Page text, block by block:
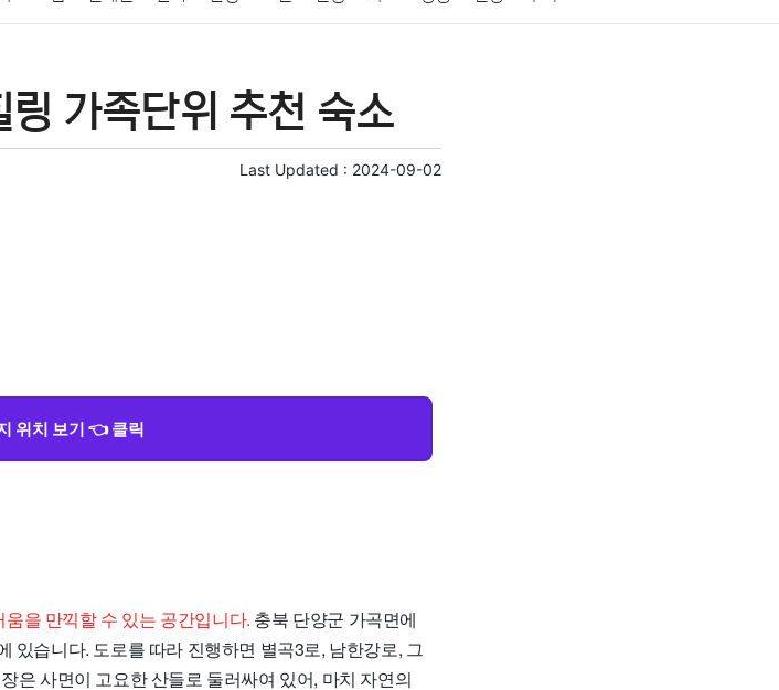
경제 마케팅 부동산 외국어 교육 교통 생활
가족단위 추천 숙소
Last Updated : 2024-09-02
위치 보기 👈 클릭
을 만끽할 수 있는 공간입니다. 충북 단양군 가곡면에
있습니다. 도로를 따라 진행하면 별곡3로, 남한강로, 그
은 사면이 고요한 산들로 둘러싸여 있어, 마치 자연의